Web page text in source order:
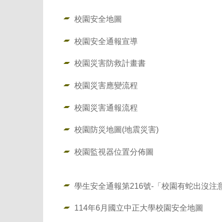
校園安全地圖
校園安全通報宣導
校園災害防救計畫書
校園災害應變流程
校園災害通報流程
校園防災地圖(地震災害)
校園監視器位置分佈圖
學生安全通報第216號-「校園有蛇出沒注
114年6月國立中正大學校園安全地圖